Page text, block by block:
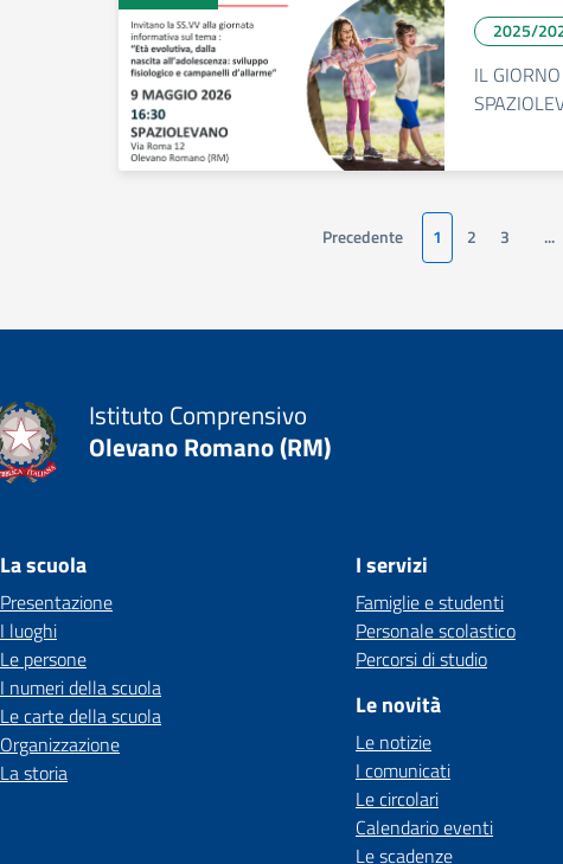
2025/
IL
Precedente 1 2 3 ...
Istituto Comprensivo
Olevano Romano (RM)
La scuola
Presentazione
I luoghi
Le persone
I numeri della scuola
Le carte della scuola
Organizzazione
La storia
I servizi
Famiglie e studenti
Personale scolastico
Percorsi di studio
Le novità
Le notizie
I comunicati
Le circolari
Calendario eventi
Le scadenze